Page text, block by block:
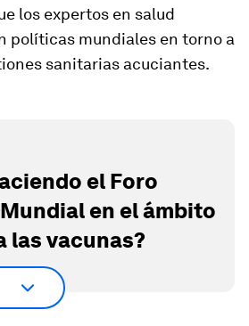
los expertos en salud
políticas mundiales en torno a
sanitarias acuciantes.
el Foro
en el ámbito
las vacunas?